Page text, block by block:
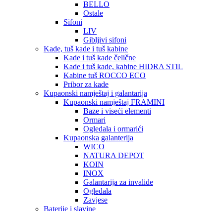
BELLO
Ostale
Sifoni
LIV
Gibljivi sifoni
Kade, tuš kade i tuš kabine
Kade i tuš kade čelične
Kade i tuš kade, kabine HIDRA STIL
Kabine tuš ROCCO ECO
Pribor za kade
Kupaonski namještaj i galantarija
Kupaonski namještaj FRAMINI
Baze i viseći elementi
Ormari
Ogledala i ormarići
Kupaonska galanterija
WICO
NATURA DEPOT
KOIN
INOX
Galantarija za invalide
Ogledala
Zavjese
Baterije i slavine